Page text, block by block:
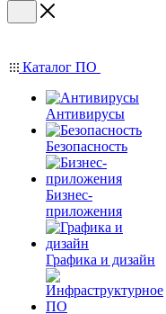
Каталог ПО
Антивирусы
Безопасность
Бизнес-
приложения
Графика и дизайн